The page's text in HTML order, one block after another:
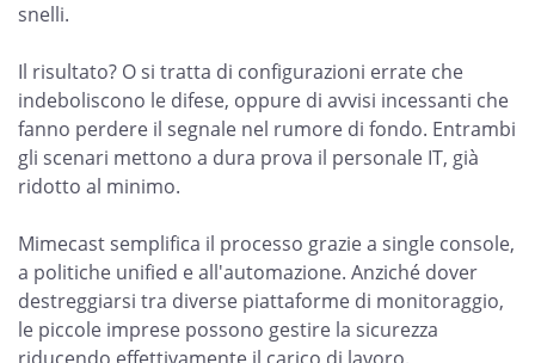
snelli.
Il risultato? O si tratta di configurazioni errate che
indeboliscono le difese, oppure di avvisi incessanti che
fanno perdere il segnale nel rumore di fondo. Entrambi
gli scenari mettono a dura prova il personale IT, già
ridotto al minimo.
Mimecast semplifica il processo grazie a single console,
a politiche unified e all'automazione. Anziché dover
destreggiarsi tra diverse piattaforme di monitoraggio,
le piccole imprese possono gestire la sicurezza